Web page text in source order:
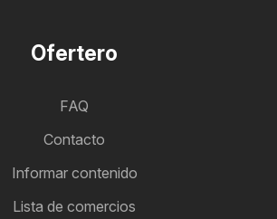
Ofertero
FAQ
Contacto
Informar contenido
Lista de comercios